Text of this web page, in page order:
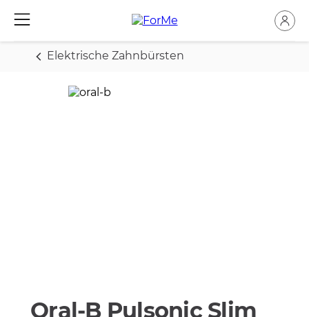
Elektrische Zahnbürsten
Oral-B Pulsonic Slim